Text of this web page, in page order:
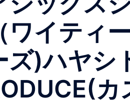
ワイティ
ズ)ハヤシ